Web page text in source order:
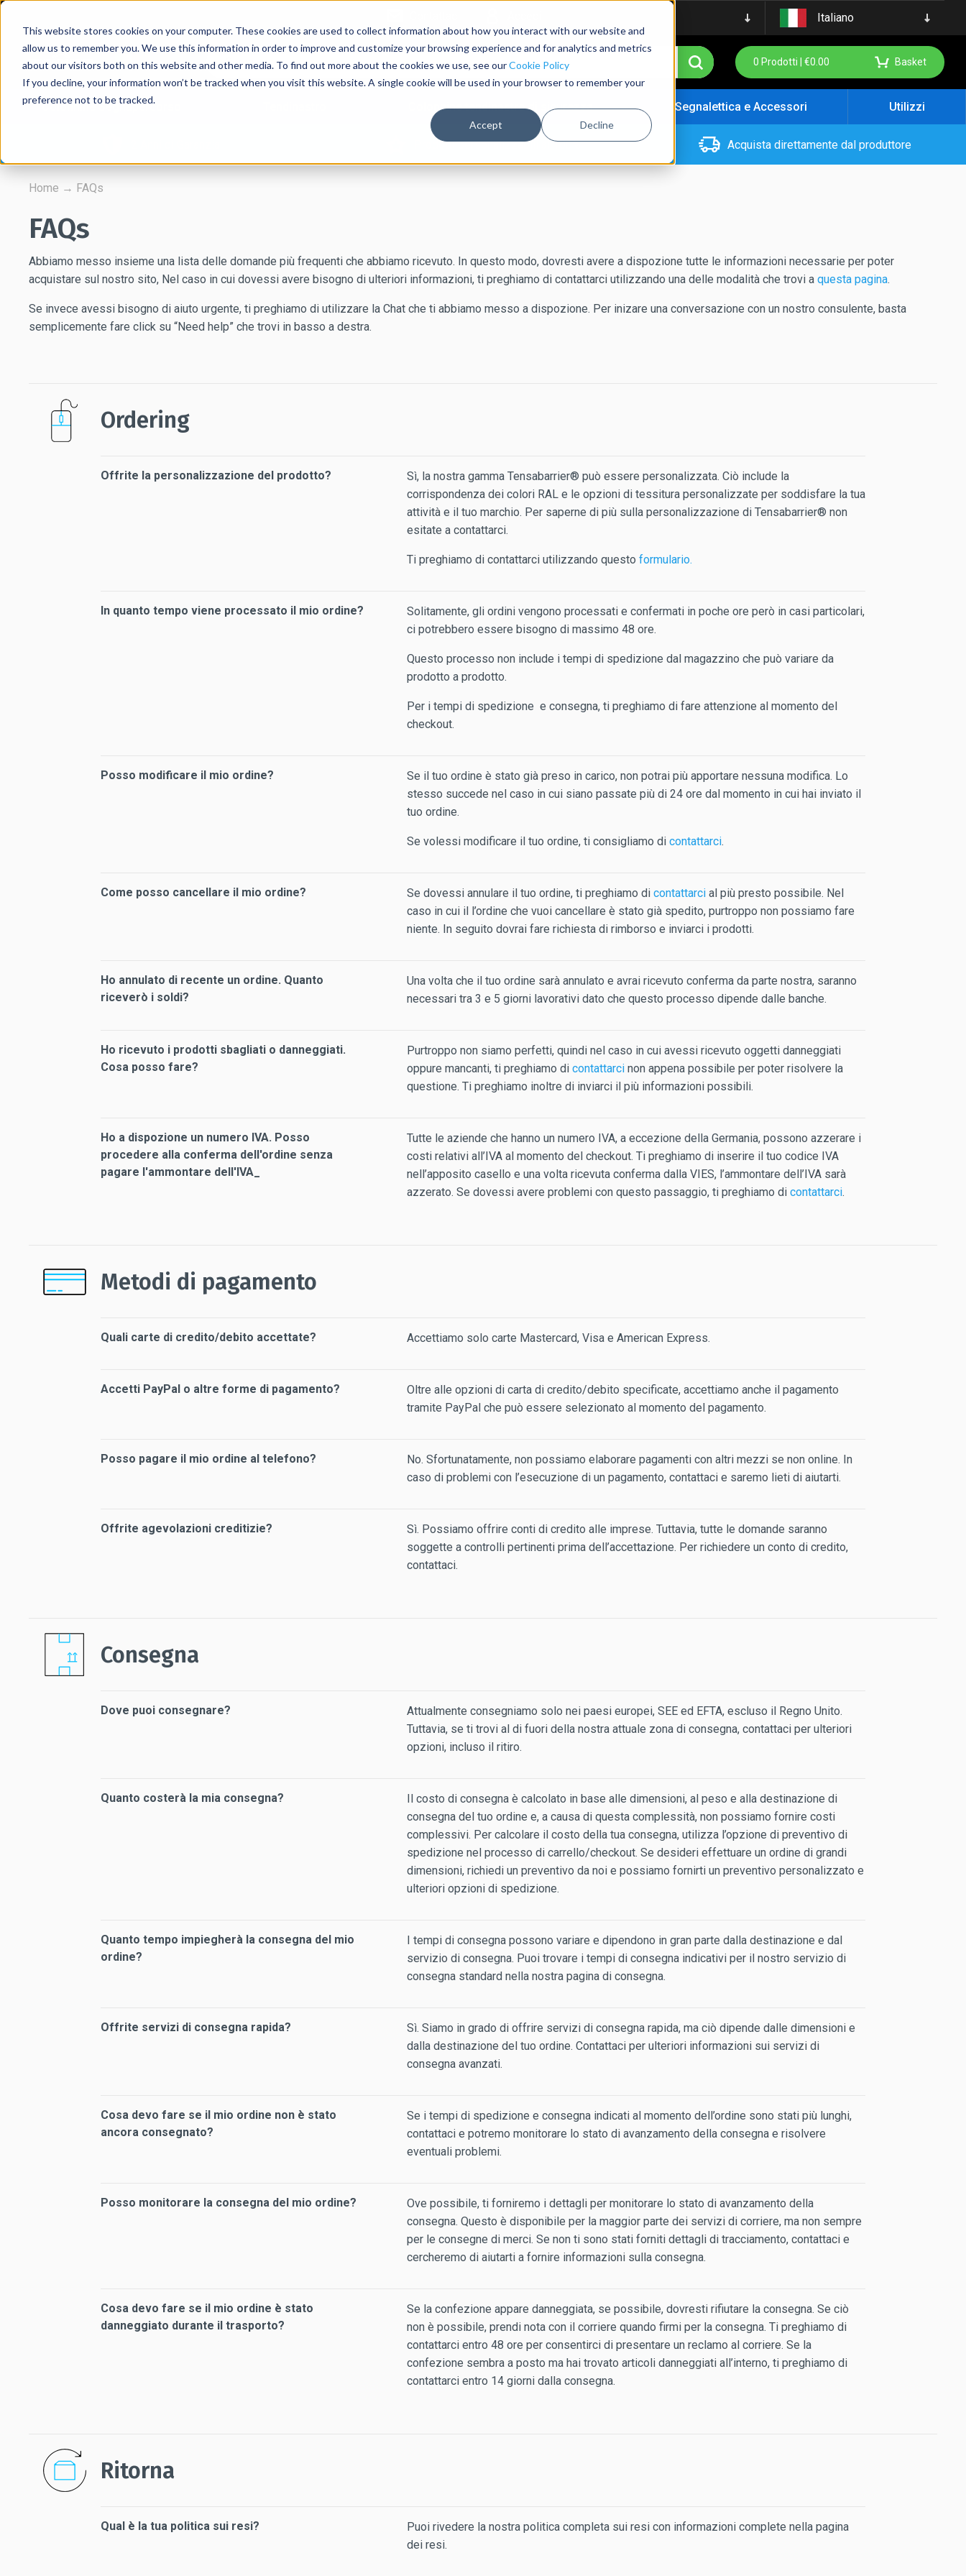
This website stores cookies on your computer. These cookies are used to collect information about how you interact with our website and
allow us to remember you. We use this information in order to improve and customize your browsing experience and for analytics and metrics
about our visitors both on this website and other media. To find out more about the cookies we use, see ourCookie Policy
If you decline, your information won’t be tracked when you visit this website. A single cookie will be used in your browser to remember your
preference not to be tracked.
Accept Decline
Italiano
0 Prodotti | €0.00 Basket
Colonnine Segnapercorso Colonnine tendinastro di sicurezza Segnalettica e Accessori Utilizzi
Prodotti personalizzabili al 100% Acquista direttamente dal produttore
Home → FAQs
FAQs
Abbiamo messo insieme una lista delle domande più frequenti che abbiamo ricevuto. In questo modo, dovresti avere a dispozione tutte le informazioni necessarie per poter
acquistare sul nostro sito, Nel caso in cui dovessi avere bisogno di ulteriori informazioni, ti preghiamo di contattarci utilizzando una delle modalità che trovi a questa pagina.
Se invece avessi bisogno di aiuto urgente, ti preghiamo di utilizzare la Chat che ti abbiamo messo a dispozione. Per inizare una conversazione con un nostro consulente, basta
semplicemente fare click su “Need help” che trovi in basso a destra.
Ordering
Offrite la personalizzazione del prodotto?
Sì, la nostra gamma Tensabarrier® può essere personalizzata. Ciò include la
corrispondenza dei colori RAL e le opzioni di tessitura personalizzate per soddisfare la tua
attività e il tuo marchio. Per saperne di più sulla personalizzazione di Tensabarrier® non
esitate a contattarci.
Ti preghiamo di contattarci utilizzando questo formulario.
In quanto tempo viene processato il mio ordine?
Solitamente, gli ordini vengono processati e confermati in poche ore però in casi particolari,
ci potrebbero essere bisogno di massimo 48 ore.
Questo processo non include i tempi di spedizione dal magazzino che può variare da
prodotto a prodotto.
Per i tempi di spedizione e consegna, ti preghiamo di fare attenzione al momento del
checkout.
Posso modificare il mio ordine?
Se il tuo ordine è stato già preso in carico, non potrai più apportare nessuna modifica. Lo
stesso succede nel caso in cui siano passate più di 24 ore dal momento in cui hai inviato il
tuo ordine.
Se volessi modificare il tuo ordine, ti consigliamo di contattarci.
Come posso cancellare il mio ordine? Se dovessi annulare il tuo ordine, ti preghiamo di contattarcial più presto possibile. Nel
caso in cui il l’ordine che vuoi cancellare è stato già spedito, purtroppo non possiamo fare
niente. In seguito dovrai fare richiesta di rimborso e inviarci i prodotti.
Ho annulato di recente un ordine. Quanto
riceverò i soldi?
Una volta che il tuo ordine sarà annulato e avrai ricevuto conferma da parte nostra, saranno
necessari tra 3 e 5 giorni lavorativi dato che questo processo dipende dalle banche.
Ho ricevuto i prodotti sbagliati o danneggiati.
Cosa posso fare?
Purtroppo non siamo perfetti, quindi nel caso in cui avessi ricevuto oggetti danneggiati
oppure mancanti, ti preghiamo di contattarcinon appena possibile per poter risolvere la
questione. Ti preghiamo inoltre di inviarci il più informazioni possibili.
Ho a dispozione un numero IVA. Posso
procedere alla conferma dell'ordine senza
pagare l'ammontare dell'IVA_
Tutte le aziende che hanno un numero IVA, a eccezione della Germania, possono azzerare i
costi relativi all’IVA al momento del checkout. Ti preghiamo di inserire il tuo codice IVA
nell’apposito casello e una volta ricevuta conferma dalla VIES, l’ammontare dell’IVA sarà
azzerato. Se dovessi avere problemi con questo passaggio, ti preghiamo di contattarci.
Metodi di pagamento
Quali carte di credito/debito accettate? Accettiamo solo carte Mastercard, Visa e American Express.
Accetti PayPal o altre forme di pagamento?
Oltre alle opzioni di carta di credito/debito specificate, accettiamo anche il pagamento
tramite PayPal che può essere selezionato al momento del pagamento.
Posso pagare il mio ordine al telefono?
No. Sfortunatamente, non possiamo elaborare pagamenti con altri mezzi se non online. In
caso di problemi con l’esecuzione di un pagamento, contattaci e saremo lieti di aiutarti.
Offrite agevolazioni creditizie?
Sì. Possiamo offrire conti di credito alle imprese. Tuttavia, tutte le domande saranno
soggette a controlli pertinenti prima dell’accettazione. Per richiedere un conto di credito,
contattaci.
Consegna
Dove puoi consegnare?
Attualmente consegniamo solo nei paesi europei, SEE ed EFTA, escluso il Regno Unito.
Tuttavia, se ti trovi al di fuori della nostra attuale zona di consegna, contattaci per ulteriori
opzioni, incluso il ritiro.
Quanto costerà la mia consegna?
Il costo di consegna è calcolato in base alle dimensioni, al peso e alla destinazione di
consegna del tuo ordine e, a causa di questa complessità, non possiamo fornire costi
complessivi. Per calcolare il costo della tua consegna, utilizza l’opzione di preventivo di
spedizione nel processo di carrello/checkout. Se desideri effettuare un ordine di grandi
dimensioni, richiedi un preventivo da noi e possiamo fornirti un preventivo personalizzato e
ulteriori opzioni di spedizione.
Quanto tempo impiegherà la consegna del mio
ordine?
I tempi di consegna possono variare e dipendono in gran parte dalla destinazione e dal
servizio di consegna. Puoi trovare i tempi di consegna indicativi per il nostro servizio di
consegna standard nella nostra pagina di consegna.
Offrite servizi di consegna rapida?
Sì. Siamo in grado di offrire servizi di consegna rapida, ma ciò dipende dalle dimensioni e
dalla destinazione del tuo ordine. Contattaci per ulteriori informazioni sui servizi di
consegna avanzati.
Cosa devo fare se il mio ordine non è stato
ancora consegnato?
Se i tempi di spedizione e consegna indicati al momento dell’ordine sono stati più lunghi,
contattaci e potremo monitorare lo stato di avanzamento della consegna e risolvere
eventuali problemi.
Posso monitorare la consegna del mio ordine?
Ove possibile, ti forniremo i dettagli per monitorare lo stato di avanzamento della
consegna. Questo è disponibile per la maggior parte dei servizi di corriere, ma non sempre
per le consegne di merci. Se non ti sono stati forniti dettagli di tracciamento, contattaci e
cercheremo di aiutarti a fornire informazioni sulla consegna.
Cosa devo fare se il mio ordine è stato
danneggiato durante il trasporto?
Se la confezione appare danneggiata, se possibile, dovresti rifiutare la consegna. Se ciò
non è possibile, prendi nota con il corriere quando firmi per la consegna. Ti preghiamo di
contattarci entro 48 ore per consentirci di presentare un reclamo al corriere. Se la
confezione sembra a posto ma hai trovato articoli danneggiati all’interno, ti preghiamo di
contattarci entro 14 giorni dalla consegna.
Ritorna
Qual è la tua politica sui resi?
Puoi rivedere la nostra politica completa sui resi con informazioni complete nella pagina
dei resi.